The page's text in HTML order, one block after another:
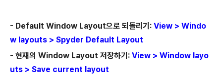
- Default Window Layout으로 되돌리기: View > Windo
w layouts > Spyder Default Layout
- 현재의 Window Layout 저장하기: View > Window layo
uts > Save current layout